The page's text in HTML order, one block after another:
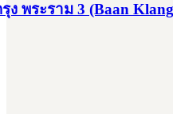
พระราม 3 (Baan